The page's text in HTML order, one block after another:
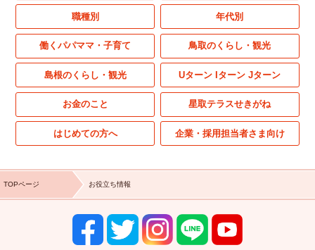
職種別 年代別
働くパパママ・子育て 鳥取のくらし・観光
島根のくらし・観光 Uターン Iターン Jターン
お金のこと 星取テラスせきがね
はじめての方へ 企業・採用担当者さま向け
TOPページ お役立ち情報